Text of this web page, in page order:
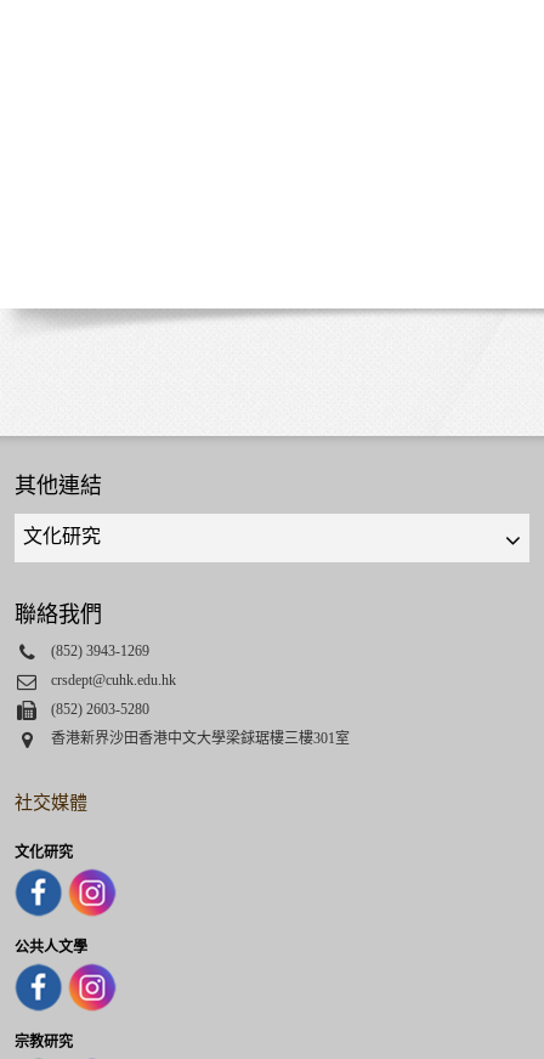
其他連結
Quick
links
select
聯絡我們
Phone
(852) 3943-1269
Email
crsdept@cuhk.edu.hk
Fax(852) 2603-5280
Address
香港新界沙田香港中文大學梁銶琚樓三樓301室
社交媒體
文化研究
公共人文學
宗教研究